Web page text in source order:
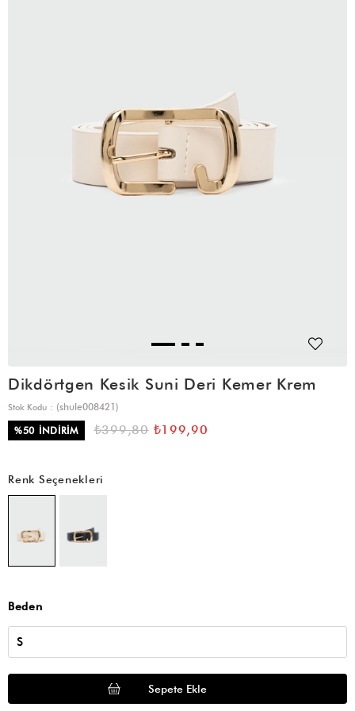
Dikdörtgen Kesik Suni Deri Kemer Krem
Stok Kodu
(shule008421)
%50 İNDIRIM ₺399,80 ₺199,90
Renk Seçenekleri
Beden